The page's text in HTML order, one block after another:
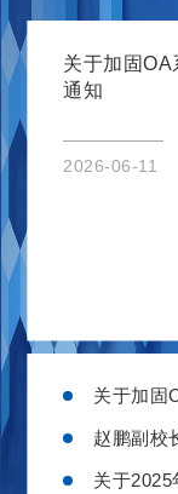
关于加固OA
通知
2026-06-11
关于加固OA系统
赵鹏副校长一
关于2025年全国硕士研